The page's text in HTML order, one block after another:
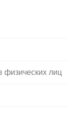
физических лиц